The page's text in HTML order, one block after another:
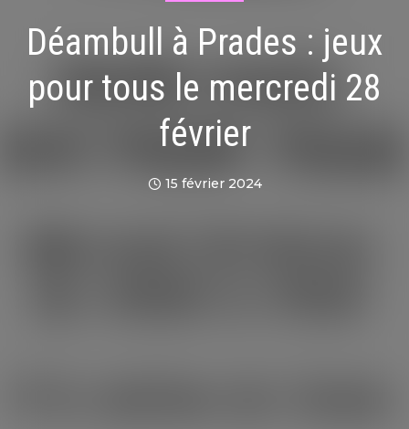
Déambull à Prades : jeux
pour tous le mercredi 28
février
15 février 2024